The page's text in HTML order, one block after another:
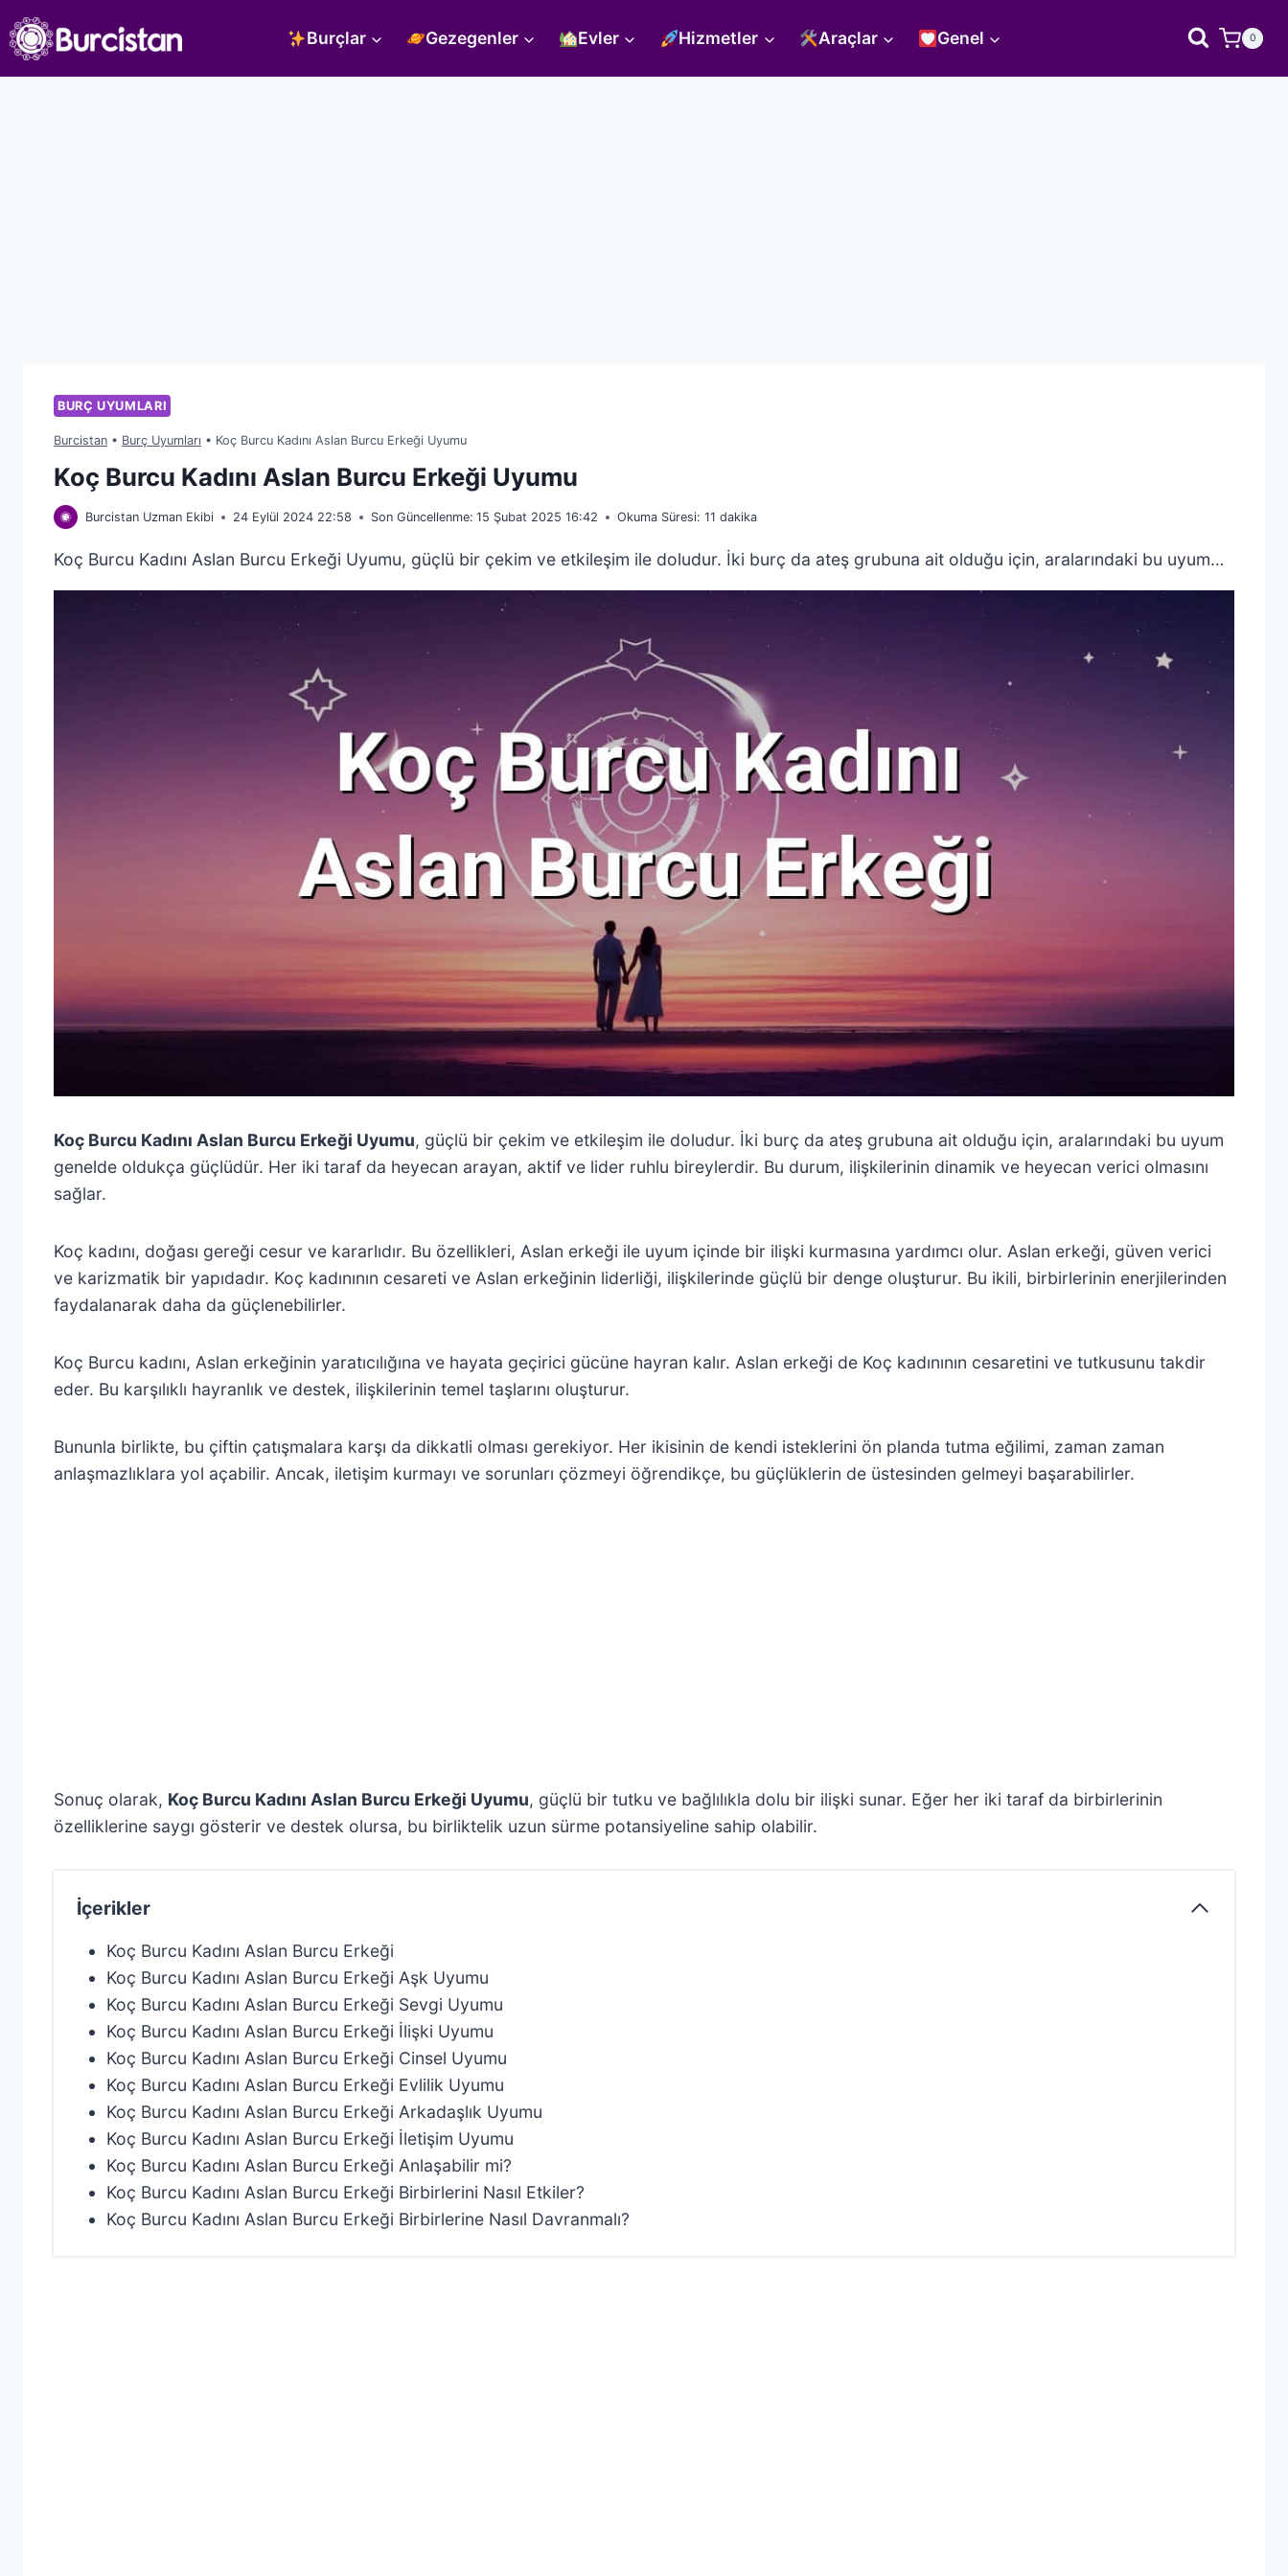
to
content
Burçlar Gezegenler Evler Hizmetler Araçlar Genel 0
BURÇ UYUMLARI
Burcistan • Burç Uyumları • Koç Burcu Kadını Aslan Burcu Erkeği Uyumu
Koç Burcu Kadını Aslan Burcu Erkeği Uyumu
Burcistan Uzman Ekibi 24 Eylül 2024 22:58 Son Güncellenme: 15 Şubat 2025 16:42 Okuma Süresi: 11dakika
Koç Burcu Kadını Aslan Burcu Erkeği Uyumu, güçlü bir çekim ve etkileşim ile doludur. İki burç da ateş grubuna ait olduğu için, aralarındaki bu uyum…
Koç Burcu Kadını Aslan Burcu Erkeği Uyumu, güçlü bir çekim ve etkileşim ile doludur. İki burç da ateş grubuna ait olduğu için, aralarındaki bu uyum
genelde oldukça güçlüdür. Her iki taraf da heyecan arayan, aktif ve lider ruhlu bireylerdir. Bu durum, ilişkilerinin dinamik ve heyecan verici olmasını
sağlar.
Koç kadını, doğası gereği cesur ve kararlıdır. Bu özellikleri, Aslan erkeği ile uyum içinde bir ilişki kurmasına yardımcı olur. Aslan erkeği, güven verici
ve karizmatik bir yapıdadır. Koç kadınının cesareti ve Aslan erkeğinin liderliği, ilişkilerinde güçlü bir denge oluşturur. Bu ikili, birbirlerinin enerjilerinden
faydalanarak daha da güçlenebilirler.
Koç Burcu kadını, Aslan erkeğinin yaratıcılığına ve hayata geçirici gücüne hayran kalır. Aslan erkeği de Koç kadınının cesaretini ve tutkusunu takdir
eder. Bu karşılıklı hayranlık ve destek, ilişkilerinin temel taşlarını oluşturur.
Bununla birlikte, bu çiftin çatışmalara karşı da dikkatli olması gerekiyor. Her ikisinin de kendi isteklerini ön planda tutma eğilimi, zaman zaman
anlaşmazlıklara yol açabilir. Ancak, iletişim kurmayı ve sorunları çözmeyi öğrendikçe, bu güçlüklerin de üstesinden gelmeyi başarabilirler.
Sonuç olarak, Koç Burcu Kadını Aslan Burcu Erkeği Uyumu, güçlü bir tutku ve bağlılıkla dolu bir ilişki sunar. Eğer her iki taraf da birbirlerinin
özelliklerine saygı gösterir ve destek olursa, bu birliktelik uzun sürme potansiyeline sahip olabilir.
İçerikler
Koç Burcu Kadını Aslan Burcu Erkeği
Koç Burcu Kadını Aslan Burcu Erkeği Aşk Uyumu
Koç Burcu Kadını Aslan Burcu Erkeği Sevgi Uyumu
Koç Burcu Kadını Aslan Burcu Erkeği İlişki Uyumu
Koç Burcu Kadını Aslan Burcu Erkeği Cinsel Uyumu
Koç Burcu Kadını Aslan Burcu Erkeği Evlilik Uyumu
Koç Burcu Kadını Aslan Burcu Erkeği Arkadaşlık Uyumu
Koç Burcu Kadını Aslan Burcu Erkeği İletişim Uyumu
Koç Burcu Kadını Aslan Burcu Erkeği Anlaşabilir mi?
Koç Burcu Kadını Aslan Burcu Erkeği Birbirlerini Nasıl Etkiler?
Koç Burcu Kadını Aslan Burcu Erkeği Birbirlerine Nasıl Davranmalı?